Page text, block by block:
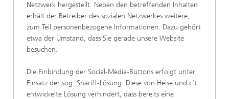
Netzwerk hergestellt. Neben den betreffenden Inhalten
erhält der Betreiber des sozialen Netzwerkes weitere,
zum Teil personenbezogene Informationen. Dazu gehört
etwa der Umstand, dass Sie gerade unsere Website
besuchen.
Die Einbindung der Social-Media-Buttons erfolgt unter
Einsatz der sog. Shariff-Lösung. Diese von Heise und c’t
entwickelte Lösung verhindert, dass bereits eine